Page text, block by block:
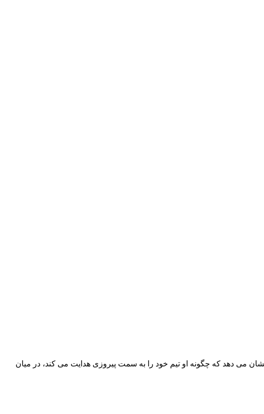
می دهد که چگونه او تیم خود را به سمت پیروزی هدایت می کند، در میان